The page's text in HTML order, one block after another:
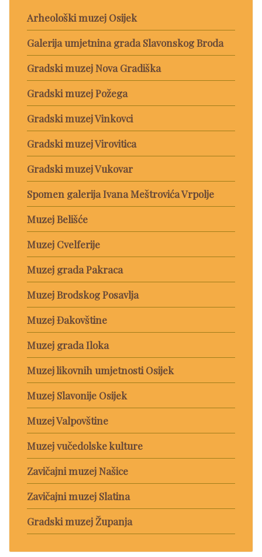
Arheološki muzej Osijek
Galerija umjetnina grada Slavonskog Broda
Gradski muzej Nova Gradiška
Gradski muzej Požega
Gradski muzej Vinkovci
Gradski muzej Virovitica
Gradski muzej Vukovar
Spomen galerija Ivana Meštrovića Vrpolje
Muzej Belišće
Muzej Cvelferije
Muzej grada Pakraca
Muzej Brodskog Posavlja
Muzej Đakovštine
Muzej grada Iloka
Muzej likovnih umjetnosti Osijek
Muzej Slavonije Osijek
Muzej Valpovštine
Muzej vučedolske kulture
Zavičajni muzej Našice
Zavičajni muzej Slatina
Gradski muzej Županja